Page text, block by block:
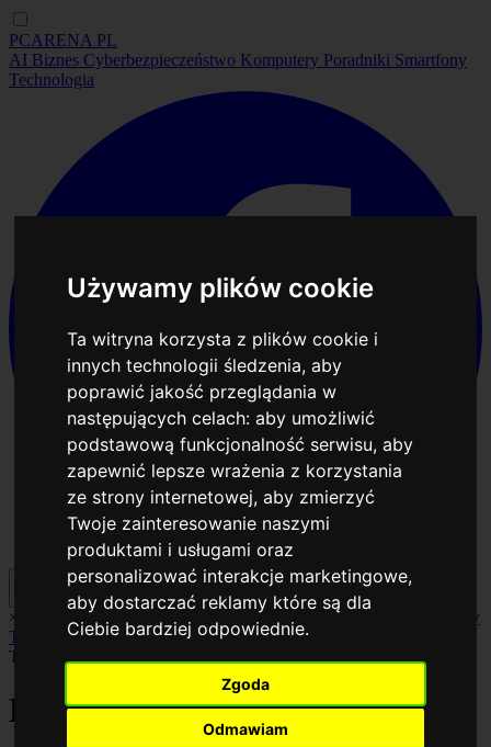
Używamy plików cookie
Ta witryna korzysta z plików cookie i
innych technologii śledzenia, aby
poprawić jakość przeglądania w
następujących celach:aby umożliwić
podstawową funkcjonalność serwisu,aby
zapewnić lepsze wrażenia z korzystania
ze strony internetowej,aby zmierzyć
Twoje zainteresowanie naszymi
produktami i usługami oraz
personalizować interakcje marketingowe,
aby dostarczać reklamy które są dla
Ciebie bardziej odpowiednie.
Zgoda
Odmawiam
PCARENA PL
AI Biznes Cyberbezpieczeństwo Komputery Poradniki Smartfony
Technologia
× Biznes Komputery Poradniki
Smartfony
TechnologiaFacebook
Technologia
Kategoria:Technologia